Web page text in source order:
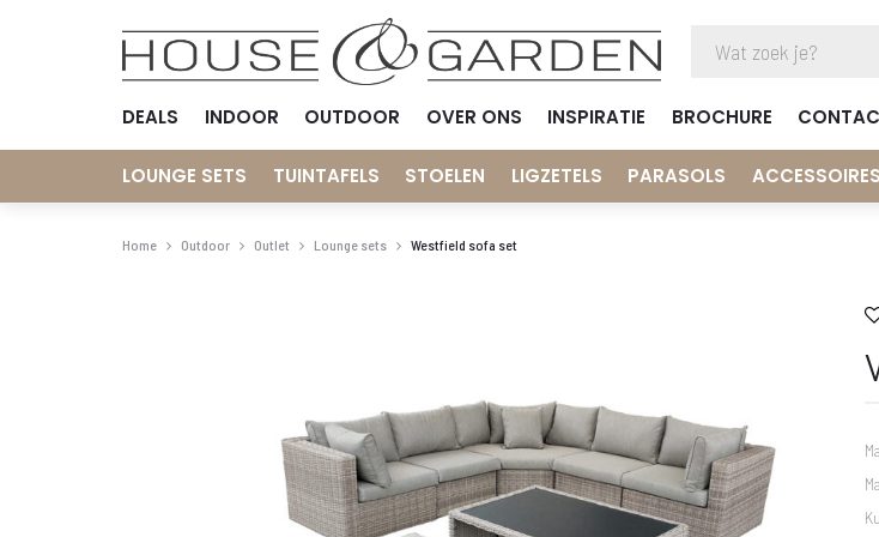
DEALS INDOOR OUTDOOR OVER ONS INSPIRATIE BROCHURE
LOUNGE SETS TUINTAFELS STOELEN LIGZETELS PARASOLS ACCESSOIRES
Home Outdoor Outlet Lounge sets Westfield sofa set